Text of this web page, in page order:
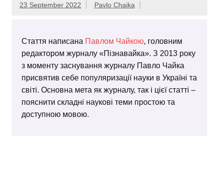
23 September 2022 Pavlo Chaika
Стаття написана Павлом Чайкою, головним
редактором журналу «Пізнавайка». З 2013 року
з моменту заснування журналу Павло Чайка
присвятив себе популяризації науки в Україні та
світі. Основна мета як журналу, так і цієї статті –
пояснити складні наукові теми простою та
доступною мовою.